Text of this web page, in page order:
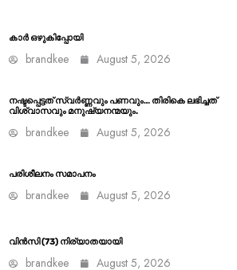
കാർ ഒഴുകിപ്പോയി
brandkee August 5, 2026
നഷ്ടപ്പെട്ടത് സ്വർണ്ണവും പണവും… തിരികെ ലഭിച്ചത്
വിശ്വാസവും മനുഷ്യനന്മയും.
brandkee August 5, 2026
പരിശീലനം സമാപനം
brandkee August 5, 2026
വിൻസി (73) നിര്യാതയായി
brandkee August 5, 2026